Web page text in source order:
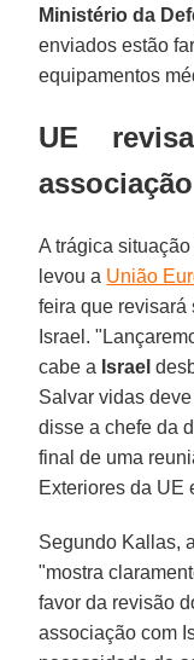
Ministério da
enviados estão
equipamentos
UE
A trágica
levou a União
feira que revisará
Israel.
cabe a Israel
Salvar vidas
disse a chefe da
final de uma
Exteriores da UE
Segundo Kallas,
"mostra
favor da revisão
associação com